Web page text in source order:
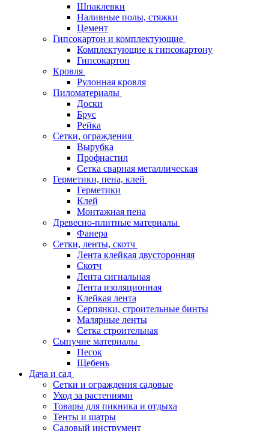
Шпаклевки
Наливные полы, стяжки
Цемент
Гипсокартон и комплектующие
Комплектующие к гипсокартону
Гипсокартон
Кровля
Рулонная кровля
Пиломатериалы
Доски
Брус
Рейка
Сетки, ограждения
Вырубка
Профнастил
Сетка сварная металлическая
Герметики, пена, клей
Герметики
Клей
Монтажная пена
Древесно-плитные материалы
Фанера
Сетки, ленты, скотч
Лента клейкая двусторонняя
Скотч
Лента сигнальная
Лента изоляционная
Клейкая лента
Серпянки, строительные бинты
Малярные ленты
Сетка строительная
Сыпучие материалы
Песок
Щебень
Дача и сад
Сетки и ограждения садовые
Уход за растениями
Товары для пикника и отдыха
Тенты и шатры
Садовый инструмент